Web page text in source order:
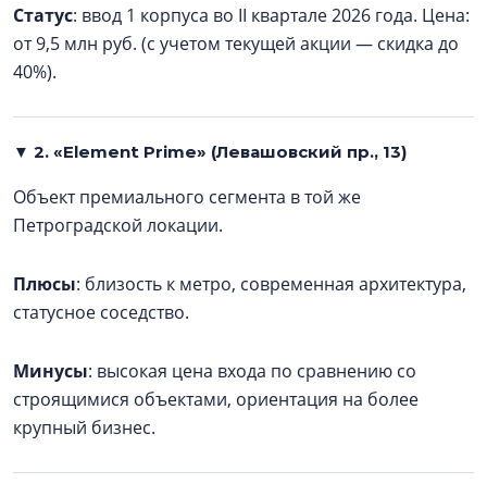
Статус: ввод 1 корпуса во II квартале 2026 года. Цена:
от 9,5 млн руб. (с учетом текущей акции — скидка до
40%).
▼ 2. «Element Prime» (Левашовский пр., 13)
Объект премиального сегмента в той же
Петроградской локации.
Плюсы: близость к метро, современная архитектура,
статусное соседство.
Минусы: высокая цена входа по сравнению со
строящимися объектами, ориентация на более
крупный бизнес.